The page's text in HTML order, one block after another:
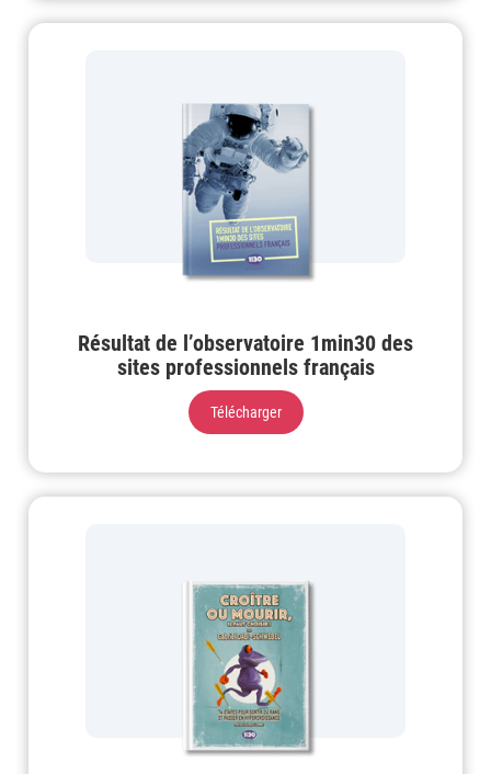
Résultat de l’observatoire 1min30 des
sites professionnels français
Télécharger